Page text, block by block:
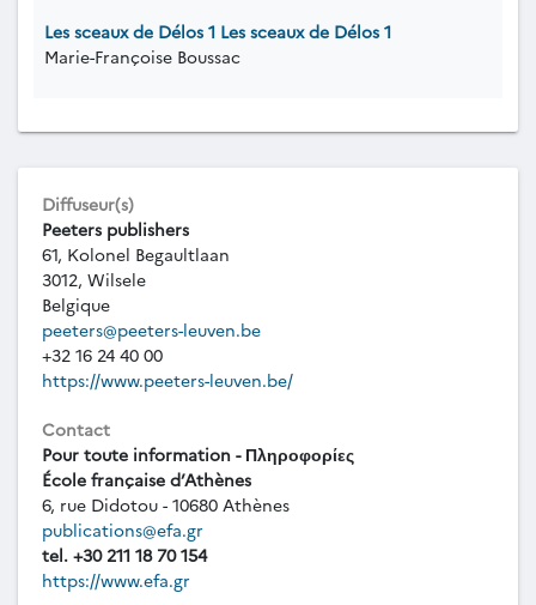
Les sceaux de Délos 1 Les sceaux de Délos 1
Marie-Françoise Boussac
Diffuseur(s)
Peeters publishers
61, Kolonel Begaultlaan
3012, Wilsele
Belgique
peeters@peeters-leuven.be
+32 16 24 40 00
https://www.peeters-leuven.be/
Contact
Pour toute information - Πληροφορίες
École française d’Athènes
6, rue Didotou - 10680 Athènes
publications@efa.gr
tel. +30 211 18 70 154
https://www.efa.gr